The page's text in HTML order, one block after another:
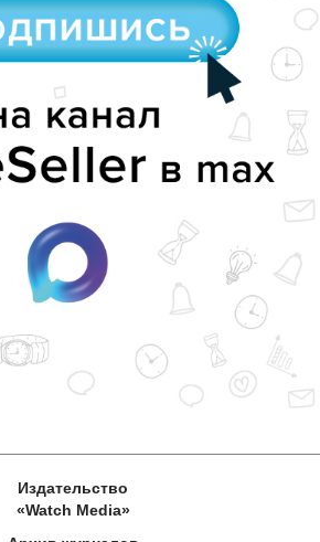
Издательство
«Watch Media»